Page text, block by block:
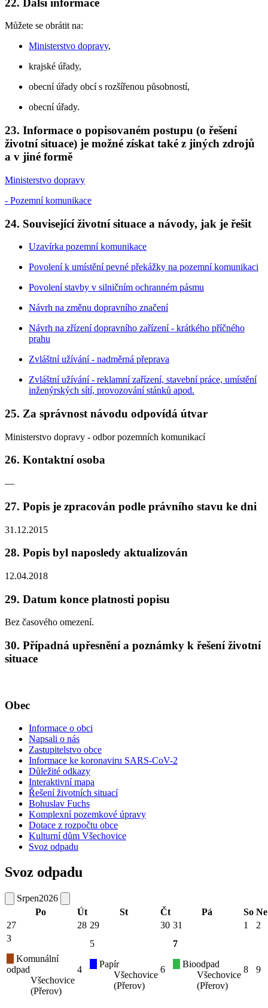
Můžete se obrátit na:
Ministerstvo dopravy,
krajské úřady,
obecní úřady obcí s rozšířenou působností,
obecní úřady.
23. Informace o popisovaném postupu (o řešení
životní situace) je možné získat také z jiných zdrojů
a v jiné formě
Ministerstvo dopravy
- Pozemní komunikace
24. Související životní situace a návody, jak je řešit
Uzavírka pozemní komunikace
Povolení k umístění pevné překážky na pozemní komunikaci
Povolení stavby v silničním ochranném pásmu
Návrh na změnu dopravního značení
Návrh na zřízení dopravního zařízení - krátkého příčného
prahu
Zvláštní užívání - nadměrná přeprava
Zvláštní užívání - reklamní zařízení, stavební práce, umístění
inženýrských sítí, provozování stánků apod.
25. Za správnost návodu odpovídá útvar
Ministerstvo dopravy - odbor pozemních komunikací
26. Kontaktní osoba
—
27. Popis je zpracován podle právního stavu ke dni
31.12.2015
28. Popis byl naposledy aktualizován
12.04.2018
29. Datum konce platnosti popisu
Bez časového omezení.
30. Případná upřesnění a poznámky k řešení životní
situace
Obec
Informace o obci
Napsali o nás
Zastupitelstvo obce
Informace ke koronaviru SARS-CoV-2
Důležité odkazy
Interaktivní mapa
Řešení životních situací
Bohuslav Fuchs
Komplexní pozemkové úpravy
Dotace z rozpočtu obce
Kulturní dům Všechovice
Svoz odpadu
Svoz odpadu
Srpen2026
Po
Út St Čt Pá So Ne
27
28 29 30 31 1
2
3
Komunální
odpad
Všechovice
(Přerov)
4
5
Papír
Všechovice
(Přerov)
6
7
Bioodpad
Všechovice
(Přerov)
8 9